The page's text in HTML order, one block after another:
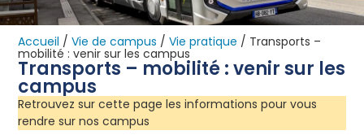
Accueil /Vie de campus /Vie pratique / Transports –
mobilité : venir sur les campus
Transports – mobilité : venir sur les
campus
Retrouvez sur cette page les informations pour vous
rendre sur nos campus